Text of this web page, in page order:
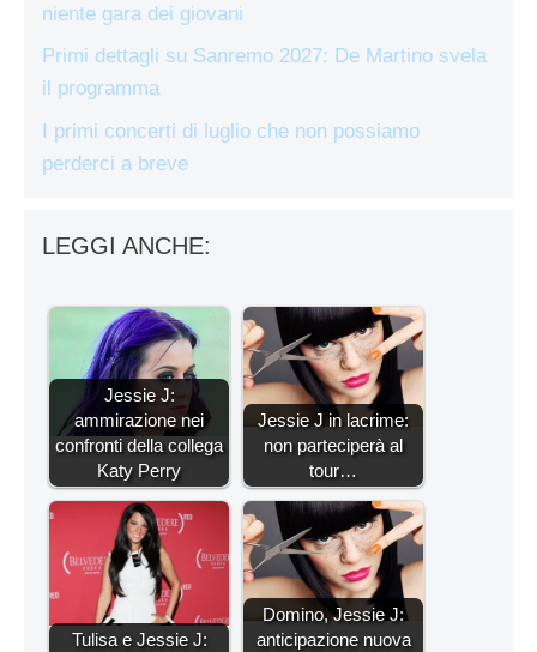
niente gara dei giovani
Primi dettagli su Sanremo 2027: De Martino svela
il programma
I primi concerti di luglio che non possiamo
perderci a breve
LEGGI ANCHE:
Jessie J:
ammirazione nei
confronti della collega
Katy Perry
Jessie J in lacrime:
non parteciperà al
tour…
Tulisa e Jessie J:
Domino, Jessie J:
anticipazione nuova